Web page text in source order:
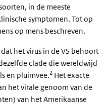
in de meeste
symptomen. Tot op
op mens beschreven.
het virus in de VS behoort
clade die wereldwijd
en pluimvee.2 Het exacte
het virale genoom van de
van het Amerikaanse